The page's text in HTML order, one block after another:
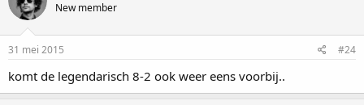
New member
31 mei 2015 #24
komt de legendarisch 8-2 ook weer eens voorbij..